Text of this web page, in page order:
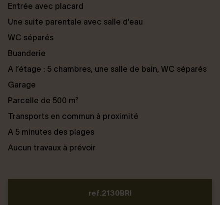
Entrée avec placard
Une suite parentale avec salle d’eau
WC séparés
Buanderie
A l’étage : 5 chambres, une salle de bain, WC séparés
Garage
Parcelle de 500 m²
Transports en commun à proximité
A 5 minutes des plages
Aucun travaux à prévoir
ref.2130BRI